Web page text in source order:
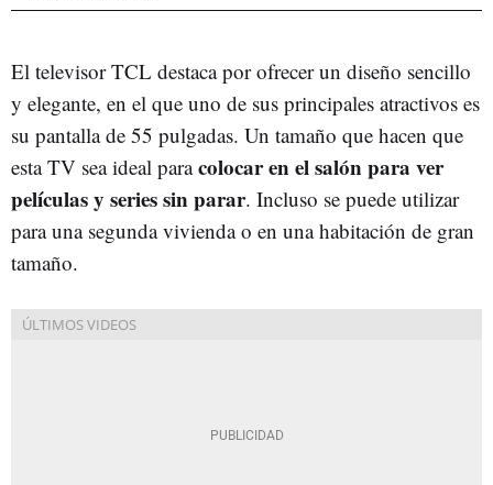
El televisor TCL destaca por ofrecer un diseño sencillo
y elegante, en el que uno de sus principales atractivos es
su pantalla de 55 pulgadas. Un tamaño que hacen que
esta TV sea ideal paracolocar en el salón para ver
películas y series sin parar. Incluso se puede utilizar
para una segunda vivienda o en una habitación de gran
tamaño.